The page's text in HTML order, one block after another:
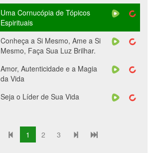
Uma Cornucópia de Tópicos
Espirituais
Conheça a Si Mesmo, Ame a Si
Mesmo, Faça Sua Luz Brilhar.
Amor, Autenticidade e a Magia
da Vida
Seja o Líder de Sua Vida
1 2 3